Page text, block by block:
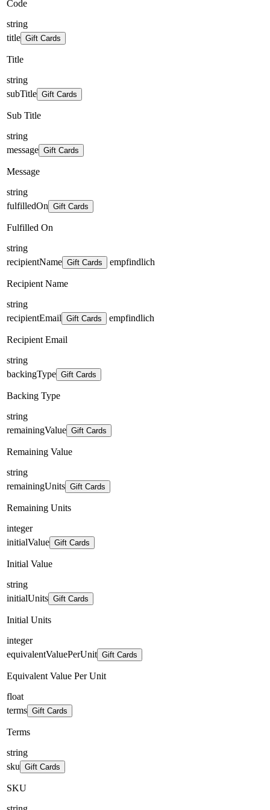
Code
string
title Gift Cards
Title
string
subTitle Gift Cards
Sub Title
string
message Gift Cards
Message
string
fulfilledOn Gift Cards
Fulfilled On
string
recipientName Gift Cards empfindlich
Recipient Name
string
recipientEmail Gift Cards empfindlich
Recipient Email
string
backingType Gift Cards
Backing Type
string
remainingValue Gift Cards
Remaining Value
string
remainingUnits Gift Cards
Remaining Units
integer
initialValue Gift Cards
Initial Value
string
initialUnits Gift Cards
Initial Units
integer
equivalentValuePerUnit Gift Cards
Equivalent Value Per Unit
float
terms Gift Cards
Terms
string
sku Gift Cards
SKU